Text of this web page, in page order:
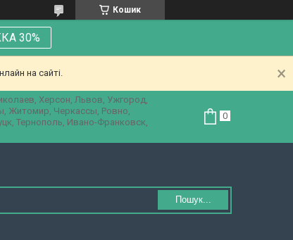
Кошик
30%
на сайті.
Херсон, Львов, Ужгород,
Житомир, Черкассы, Ровно,
Тернополь, Ивано-Франковск,
Пошук...